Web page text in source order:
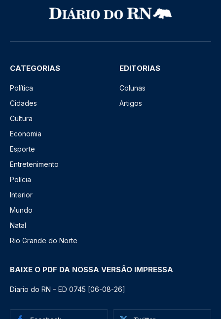
CATEGORIAS
Política
Cidades
Cultura
Economia
Esporte
Entretenimento
Polícia
Interior
Mundo
Natal
Rio Grande do Norte
EDITORIAS
Colunas
Artigos
BAIXE O PDF DA NOSSA VERSÃO IMPRESSA
Diario do RN – ED 0745 [06-08-26]